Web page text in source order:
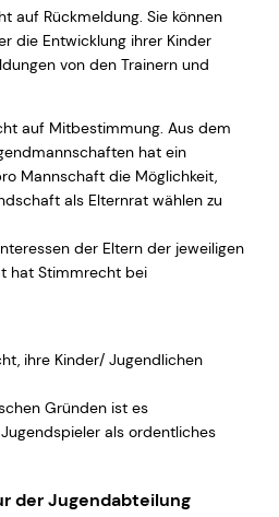
auf Rückmeldung. Sie können
die Entwicklung ihrer Kinder
von den Trainern und
auf Mitbestimmung. Aus dem
hat ein
Mannschaft die Möglichkeit,
als Elternrat wählen zu
der Eltern der jeweiligen
hat Stimmrecht bei
ihre Kinder/ Jugendlichen
Gründen ist es
als ordentliches
der Jugendabteilung